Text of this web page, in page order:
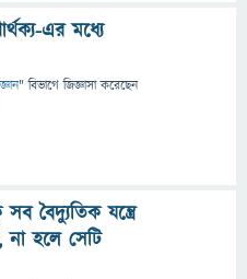
এর মধ্যে
" বিভাগে জিজ্ঞাসাকরেছেন
বৈদ্যুতিক যন্ত্রে
না হলে সেটি